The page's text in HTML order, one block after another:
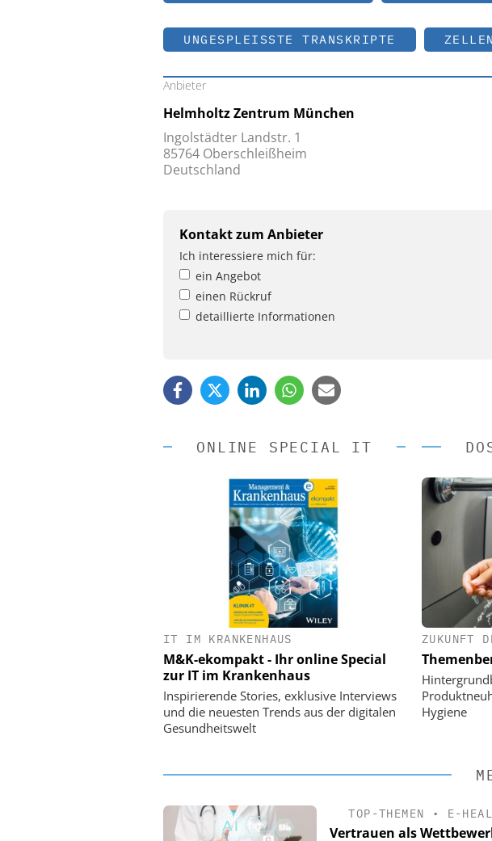
UNGESPLEISSTE TRANSKRIPTE
Anbieter
Helmholtz Zentrum München
Ingolstädter Landstr. 1
85764 Oberschleißheim
Deutschland
Kontakt zum Anbieter
Ich interessiere mich für:
ein Angebot
einen Rückruf
detaillierte Informationen
ONLINE SPECIAL IT
IT IM KRANKENHAUS
M&K-ekompakt - Ihr online Special
zur IT im Krankenhaus
Inspirierende Stories, exklusive Interviews
und die neuesten Trends aus der digitalen
Gesundheitswelt
ZUKUNFT
Hygiene
EASY SOFTWARE AG
Digitalisierung im
Personalmanagement: Von digitaler
Ordnung zur KI-fähigen Steuerung
TOP-THEMEN • E-
Vertrauen als